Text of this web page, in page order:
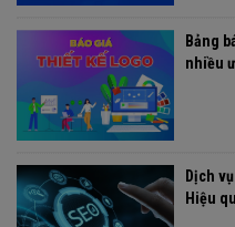
Bảng
nhiều
Dịch
Hiệu